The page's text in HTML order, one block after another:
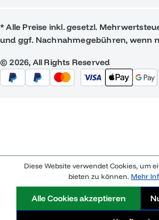
* Alle Preise inkl. gesetzl.
und ggf. Nachnahmegebühren, wenn
© 2026, All Rights Reserved
Diese Website verwendet Cookies, um
bieten zu können. Mehr
Alle Cookies akzeptieren